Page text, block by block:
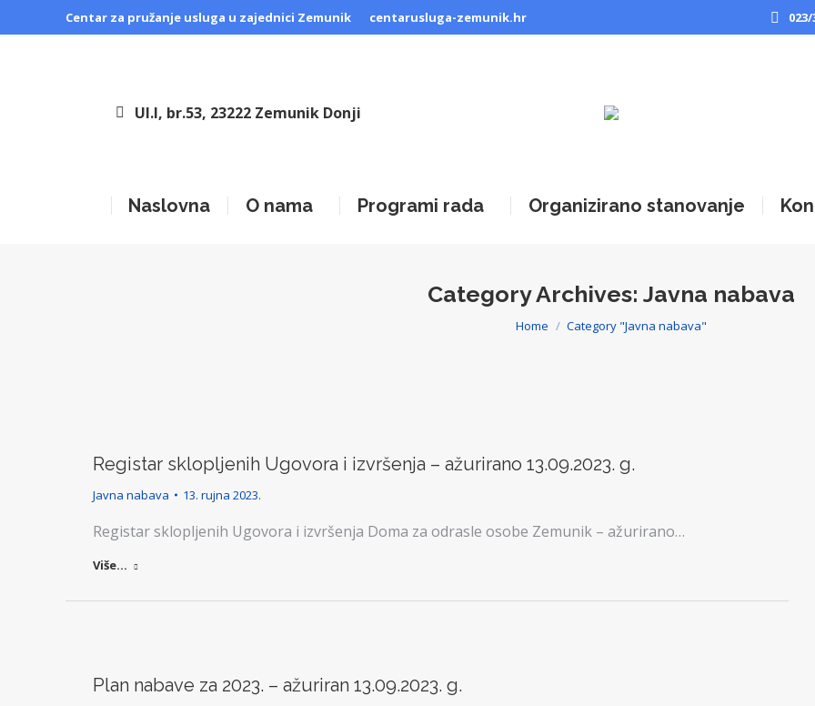
Centar za pružanje usluga u zajednici Zemunik centarusluga-zemunik.hr
Ul.I, br.53, 23222 Zemunik Donji
Naslovna O nama Programi rada Organizirano stanovanje
Category Archives: Javna nabava
You are here:
Home Category "Javna nabava"
Registar sklopljenih Ugovora i izvršenja – ažurirano 13.09.2023. g.
Javna nabava 13. rujna 2023.
Registar sklopljenih Ugovora i izvršenja Doma za odrasle osobe Zemunik – ažurirano…
Više...
Plan nabave za 2023. – ažuriran 13.09.2023. g.